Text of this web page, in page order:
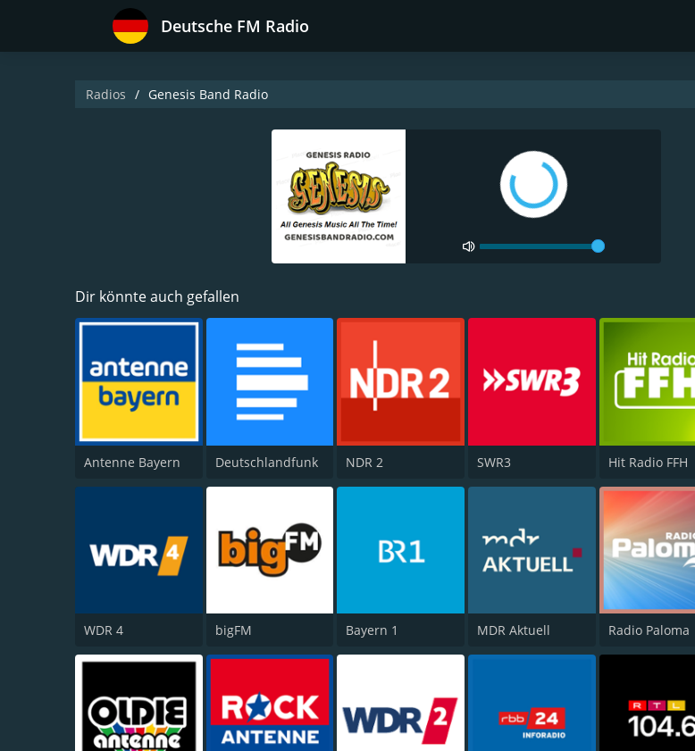
Deutsche FM Radio
Radios Genesis Band Radio
Dir könnte auch gefallen
Antenne Bayern Deutschlandfunk NDR 2 SWR3 Hit Radio FFH
WDR 4 bigFM Bayern 1 MDR Aktuell Radio Paloma